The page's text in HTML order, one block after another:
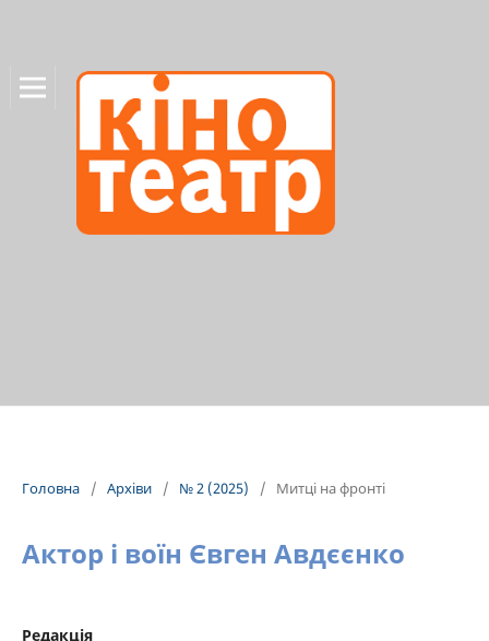
Головна / Архіви / № 2 (2025) / Митці на фронті
Актор і воїн Євген Авдєєнко
Редакція